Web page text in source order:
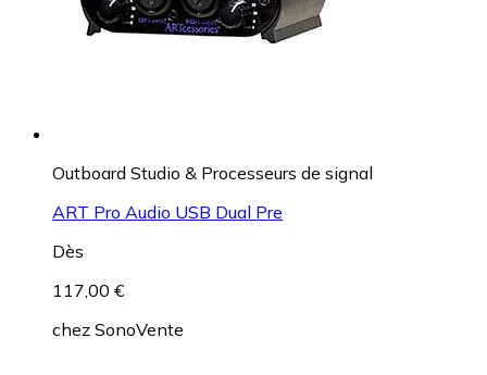
Outboard Studio & Processeurs de signal
ART Pro Audio USB Dual Pre
Dès
117,00 €
chez SonoVente